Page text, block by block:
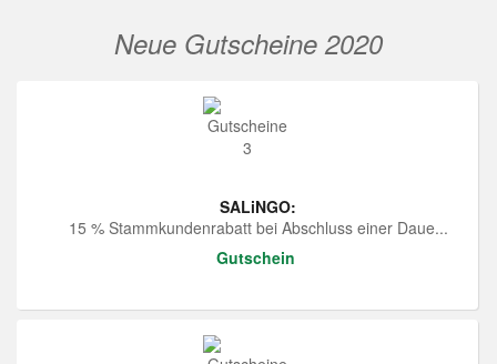
Neue Gutscheine 2020
SALiNGO:
15 % Stammkundenrabatt bei Abschluss einer Daue...
Gutschein